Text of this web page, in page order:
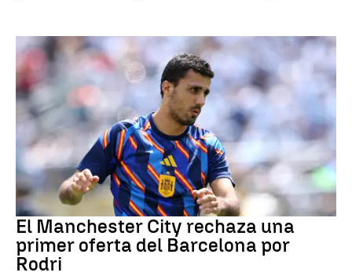
Fútbol
El Manchester City rechaza una
primer oferta del Barcelona por
Rodri